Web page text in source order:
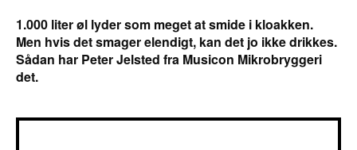
1.000 liter øl lyder som meget at smide i kloakken.
Men hvis det smager elendigt, kan det jo ikke drikkes.
Sådan har Peter Jelsted fra Musicon Mikrobryggeri
det.